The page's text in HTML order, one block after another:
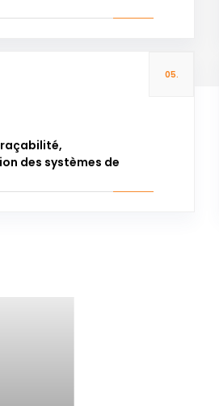
des systèmes de
05.